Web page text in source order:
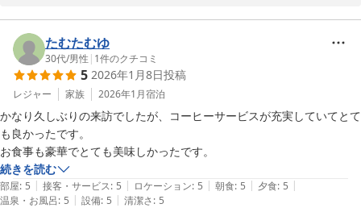
お忙しい中、当館のためにこれほど詳細なご意見を届けてくださ
り、誠にありがとうございました。
次回またお越しいただけた際には、しっかりと安心して心よりお寛
ぎいただける宿と感じていただけますよう、注力してまいります。
ぜひ、挽回の機を賜りますよう、またのご来館を心よりお待ち申し
上げております。
奈良偲の里 玉翠
支配人 後藤
奈良偲の里 玉翠
た。
今まで色々な有名宿泊施設を利用してきましたが管理の隙間を感じてし
まう見掛け倒しのがっかりする施設が多い中、私は本宿は一度は訪れる
に値する宿と絶賛したしだいです。感謝、感謝！！
当館の矜持ともいえる庭園や、細部への清掃にまでこれほど深い愛
着と感動をお寄せいただきましたこと、全スタッフを代表いたしま
して心より厚く御礼申し上げます。
「足の裏に何一つチリがつかない」という素足での感触にまで目を
留めてくださり、私共が日々「無言のおもてなし」として積み重ね
ている営みを、お客様の五感で受け止めていただけたことは、清掃
スタッフにとっても何よりの誇りでございます。
日々の目配りが、お客様の「感謝」というお言葉によって、この上
なく報われた心地でございます。
たむたむゆ
30代/男性 | 1件のクチコミ
5 2026年1月8日投稿
レジャー 家族 2026年1月宿泊
かなり久しぶりの来訪でしたが、コーヒーサービスが充実していてとて
も良かったです。
お食事も豪華でとても美味しかったです。
続きを読む
部屋: 5 | 接客・サービス: 5 | ロケーション: 5 | 朝食: 5 | 夕食: 5 |
温泉・お風呂: 5 | 設備: 5 | 清潔さ: 5